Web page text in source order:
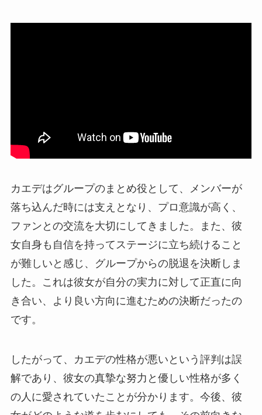
カエデはグループのまとめ役として、メンバーが
落ち込んだ時には支えとなり、プロ意識が高く、
ファンとの交流を大切にしてきました。また、彼
女自身も自信を持ってステージに立ち続けること
が難しいと感じ、グループからの脱退を決断しま
した。これは彼女が自分の実力に対して正直に向
き合い、より良い方向に進むための決断だったの
です。
したがって、カエデの性格が悪いという評判は誤
解であり、彼女の真摯な努力と優しい性格が多く
の人に愛されていたことが分かります。今後、彼